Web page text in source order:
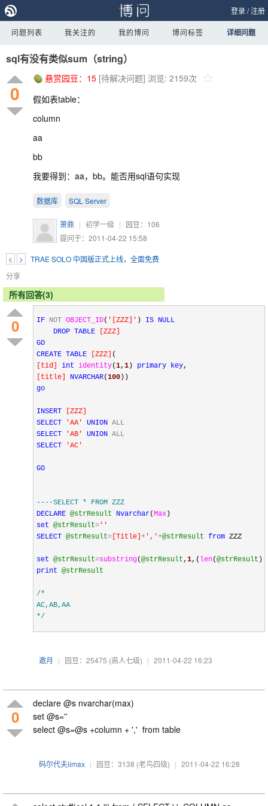
登录/注册
问题列表 我关注的 我的博问 博问标签 详细问题
sql有没有类似sum（string）
0
悬赏园豆： 15 [待解决问题] 浏览: 2159次
假如表table：
column
aa
bb
我要得到：aa，bb。能否用sql语句实现
数据库 SQL Server
萧鼎 | 初学一级 | 园豆： 106
提问于：2011-04-22 15:58
< >
TRAE SOLO 中国版正式上线，全面免费
分享
所有回答(3)
0 IF NOT OBJECT_ID( ' [ZZZ] ' ) IS NULL
DROP TABLE [ZZZ]
GO
CREATE TABLE [ZZZ] (
[tid] int identity(1, 1) primary key,
[title] NVARCHAR(100))
go
INSERT [ZZZ]
SELECT
'AA ' UNION ALL
SELECT
'AB ' UNION ALL
SELECT
'AC '
GO
-- --SELECT * FROM ZZZ
DECLARE @strResult Nvarchar(Max)
set @strResult= ''
SELECT @strResult= [Title] + ' , '+@strResult from ZZZ
set @strResult=substring(@strResult , 1,( len(@strResult )
print @strResult
/*
AC,AB,AA
*/
邀月 | 园豆：25475 (高人七级) | 2011-04-22 16:23
0
declare @s nvarchar(max)
set @s=''
select @s=@s +column + ',' from table
码尔代夫iimax | 园豆：3138 (老鸟四级) | 2011-04-22 16:28